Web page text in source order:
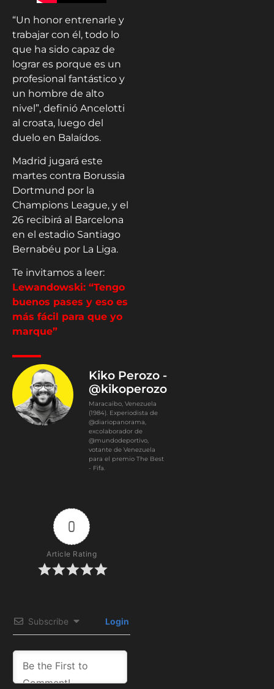
“Un honor entrenarle y
trabajar con él, todo lo
que ha sido capaz de
lograr es porque es un
profesional fantástico y
un hombre de alto
nivel”, definió Ancelotti
al croata, luego del
duelo en Balaídos.
Madrid jugará este
martes contra Borussia
Dortmund por la
Champions League, y el
26 recibirá al Barcelona
en el estadio Santiago
Bernabéu por La Liga.
Te invitamos a leer:
Lewandowski: “Tengo
buenos pases y eso es
más fácil para que yo
marque”
Kiko Perozo -
@kikoperozo
Maracaibo, Venezuela
(1984). Experiodista de
@diariopanorama,
excolaborador de
@mundodeportivo,
votante de Venezuela
para el premio The Best
- Fifa.
0
Article Rating
Subscribe Login